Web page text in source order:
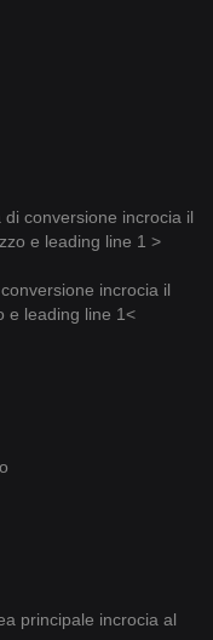
conversione incrocia il
e leading line 1 >
incrocia il
e leading line 1<
principale incrocia al